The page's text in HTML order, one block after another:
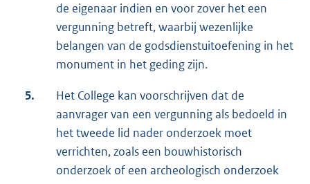
de eigenaar indien en voor zover het een
vergunning betreft, waarbij wezenlijke
belangen van de godsdienstuitoefening in het
monument in het geding zijn.
5.
Het College kan voorschrijven dat de
aanvrager van een vergunning als bedoeld in
het tweede lid nader onderzoek moet
verrichten, zoals een bouwhistorisch
onderzoek of een archeologisch onderzoek